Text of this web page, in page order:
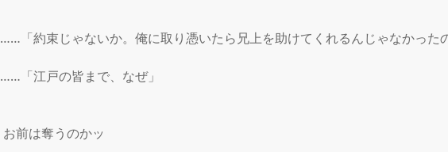
……「約束じゃないか。俺に取り憑いたら兄上を助けてくれるんじゃなかった
……「江戸の皆まで、なぜ」
お前は奪うのかッ